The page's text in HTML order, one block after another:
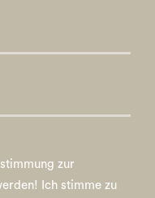
zur
Ich stimme zu